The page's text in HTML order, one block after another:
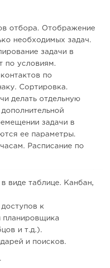
отбора. Отображение
необходимых задач.
задачи в
по условиям.
по
Сортировка.
делать отдельную
задачи в
ее параметры.
Расписание по
виде таблице. Канбан,
к
планировщика
и т.д.).
и поисков.